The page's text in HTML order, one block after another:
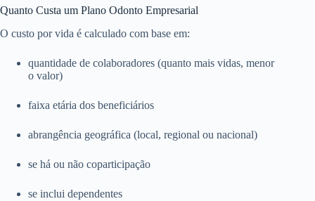
Quanto Custa um Plano Odonto Empresarial
O custo por vida é calculado com base em:
quantidade de colaboradores (quanto mais vidas, menor
o valor)
faixa etária dos beneficiários
abrangência geográfica (local, regional ou nacional)
se há ou não coparticipação
se inclui dependentes